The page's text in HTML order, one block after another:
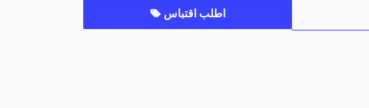
اطلب اقتباس